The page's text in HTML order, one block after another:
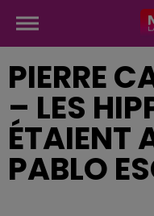
PIERRE
– LES
ÉTAIENT
PABLO